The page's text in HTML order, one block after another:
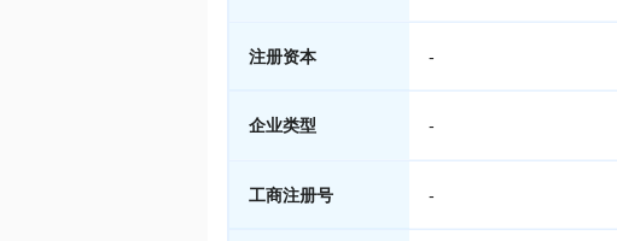
注册资本 -
企业类型 -
工商注册号 -